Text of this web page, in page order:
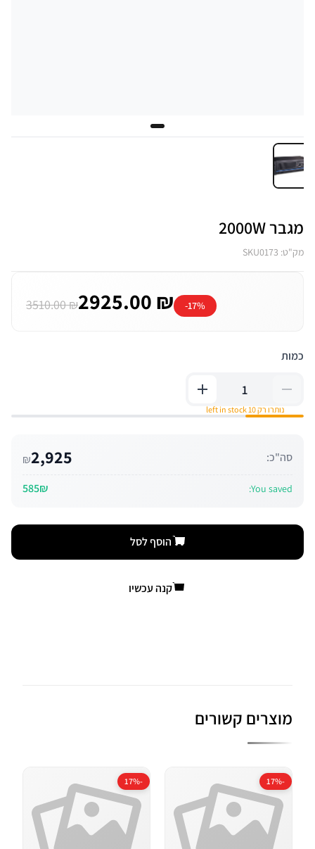
מגבר 2000W
מק"ט: SKU0173
3510.00 ₪2925.00 ₪ -17%
כמות
נותרו רק 10 left in stock
סה"כ: 2,925
₪
You saved:
585₪
הוסף לסל
קנה עכשיו
מוצרים קשורים
-17%
-17%